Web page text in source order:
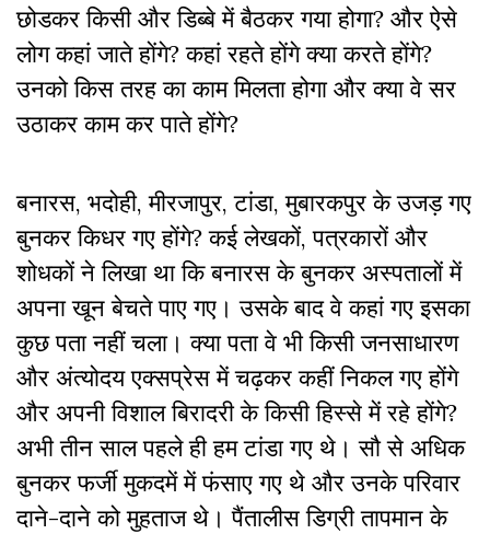
छोडकर किसी और डिब्बे में बैठकर गया होगा? और ऐसे
लोग कहां जाते होंगे? कहां रहते होंगे क्या करते होंगे?
उनको किस तरह का काम मिलता होगा और क्या वे सर
उठाकर काम कर पाते होंगे?
बनारस, भदोही, मीरजापुर, टांडा, मुबारकपुर के उजड़ गए
बुनकर किधर गए होंगे? कई लेखकों, पत्रकारों और
शोधकों ने लिखा था कि बनारस के बुनकर अस्पतालों में
अपना खून बेचते पाए गए। उसके बाद वे कहां गए इसका
कुछ पता नहीं चला। क्या पता वे भी किसी जनसाधारण
और अंत्योदय एक्सप्रेस में चढ़कर कहीं निकल गए होंगे
और अपनी विशाल बिरादरी के किसी हिस्से में रहे होंगे?
अभी तीन साल पहले ही हम टांडा गए थे। सौ से अधिक
बुनकर फर्जी मुकदमें में फंसाए गए थे और उनके परिवार
दाने-दाने को मुहताज थे। पैंतालीस डिग्री तापमान के